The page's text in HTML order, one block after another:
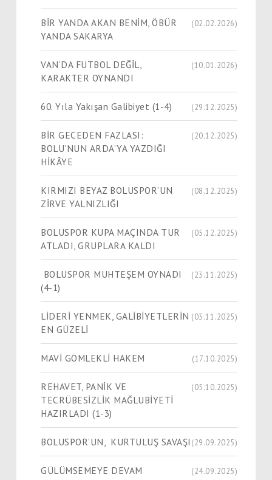
BİR YANDA AKAN BENİM, ÖBÜR
YANDA SAKARYA
(02.02.2026)
VAN’DA FUTBOL DEĞİL,
KARAKTER OYNANDI
(10.01.2026)
60. Yıla Yakışan Galibiyet (1-4) (29.12.2025)
BİR GECEDEN FAZLASI:
BOLU’NUN ARDA’YA YAZDIĞI
HİKÂYE
(20.12.2025)
KIRMIZI BEYAZ BOLUSPOR’UN
ZİRVE YALNIZLIĞI
(08.12.2025)
BOLUSPOR KUPA MAÇINDA TUR
ATLADI, GRUPLARA KALDI
(05.12.2025)
BOLUSPOR MUHTEŞEM OYNADI
(4-1)
(23.11.2025)
LİDERİ YENMEK, GALİBİYETLERİN
EN GÜZELİ
(03.11.2025)
MAVİ GÖMLEKLİ HAKEM (17.10.2025)
REHAVET, PANİK VE
TECRÜBESİZLİK MAĞLUBİYETİ
HAZIRLADI (1-3)
(05.10.2025)
BOLUSPOR’UN, KURTULUŞ SAVAŞI (29.09.2025)
GÜLÜMSEMEYE DEVAM (24.09.2025)